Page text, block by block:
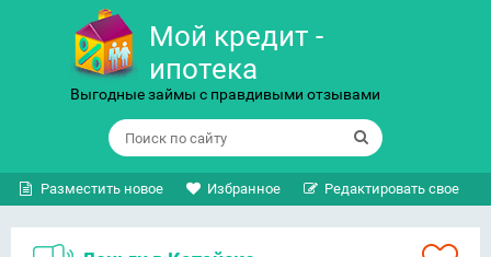
Мой кредит -
ипотека
Выгодные займы с правдивыми отзывами
Разместить новое Избранное Редактировать свое